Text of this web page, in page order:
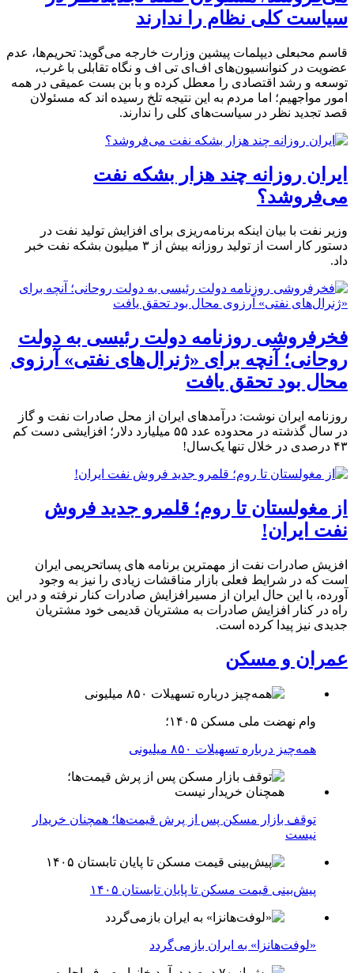
سیاست کلی نظام را ندارند
قاسم محبعلی دیپلمات پیشین وزارت خارجه می‌گوید: تحریم‌ها، عدم
عضویت در کنوانسیون‌های اف‌ای تی اف و نگاه تقابلی با غرب،
توسعه و رشد اقتصادی را معطل کرده و با بن بست عمیقی در همه
امور مواجهیم؛ اما مردم به این نتیجه تلخ رسیده اند که مسئولان
قصد تجدید نظر در سیاست‌های کلی را ندارند.
ایران روزانه چند هزار بشکه نفت
می‌فروشد؟
وزیر نفت با بیان اینکه برنامه‌ریزی برای افزایش تولید نفت در
دستور کار است از تولید روزانه بیش از ۳ میلیون بشکه نفت خبر
داد.
فخرفروشی روزنامه دولت رئیسی به دولت
روحانی؛ آنچه برای «ژنرال‌های نفتی» آرزوی
محال بود تحقق یافت
روزنامه ایران نوشت: درآمدهای ایران از محل صادرات نفت و گاز
در سال گذشته در محدوده عدد ۵۵ میلیارد دلار؛ افزایشی دست کم
۴۳ درصدی در خلال تنها یک‌سال!
از مغولستان تا روم؛ قلمرو جدید فروش
نفت ایران!
افزیش صادرات نفت از مهمترین برنامه های پساتحریمی ایران
است که در شرایط فعلی بازار مناقشات زیادی را نیز به وجود
آورده، با این حال ایران از مسیرافزایش صادرات کنار نرفته و در این
راه در کنار افزایش صادرات به مشتریان قدیمی خود مشتریان
جدیدی نیز پیدا کرده است.
عمران و مسکن
وام نهضت ملی مسکن ۱۴۰۵؛
همه‌چیز درباره تسهیلات ۸۵۰ میلیونی
توقف بازار مسکن پس از پرش قیمت‌ها؛ همچنان خریدار
نیست
پیش‌بینی قیمت مسکن تا پایان تابستان ۱۴۰۵
«لوفت‌هانزا» به ایران بازمی‌گردد